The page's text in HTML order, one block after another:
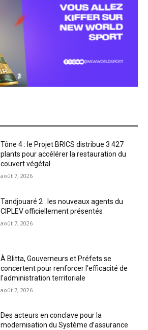
Tône 4 : le Projet BRICS distribue 3 427
plants pour accélérer la restauration du
couvert végétal
août 7, 2026
Tandjouaré 2 : les nouveaux agents du
CIPLEV officiellement présentés
août 7, 2026
À Blitta, Gouverneurs et Préfets se
concertent pour renforcer l’efficacité de
l’administration territoriale
août 7, 2026
Des acteurs en conclave pour la
modernisation du Système d’assurance